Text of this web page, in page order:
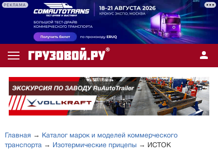
РЕКЛАМА
Главная → Каталог марок и моделей коммерческого
транспорта → Изотермические прицепы → ИСТОК